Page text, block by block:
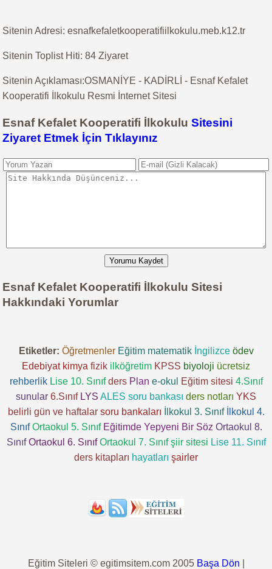
Sitenin Adresi: esnafkefaletkooperatifiilkokulu.meb.k12.tr
Sitenin Toplist Hiti: 84 Ziyaret
Sitenin Açıklaması:OSMANİYE - KADİRLİ - Esnaf Kefalet
Kooperatifi İlkokulu Resmi İnternet Sitesi
Esnaf Kefalet Kooperatifi İlkokuluSitesini
Ziyaret Etmek İçin Tıklayınız
Yorumu Kaydet
Esnaf Kefalet Kooperatifi İlkokulu Sitesi
Hakkındaki Yorumlar
Etiketler: Öğretmenler Eğitim matematik İngilizce ödev
Edebiyat kimya fizik ilköğretim KPSS biyoloji ücretsiz
rehberlik Lise 10. Sınıf ders Plan e-okul Eğitim sitesi 4.Sınıf
sunular 6.Sınıf LYS ALES soru bankası ders notları YKS
belirli gün ve haftalar soru bankaları İlkokul 3. Sınıf
İlkokul 4.
Sınıf Ortaokul 5. Sınıf Eğitimde Yepyeni Bir Söz Ortaokul 8.
Sınıf Ortaokul 6. Sınıf Ortaokul 7. Sınıf şiir sitesi Lise 11. Sınıf
ders kitapları hayatları şairler
Eğitim Siteleri © egitimsitem.com 2005 Başa Dön